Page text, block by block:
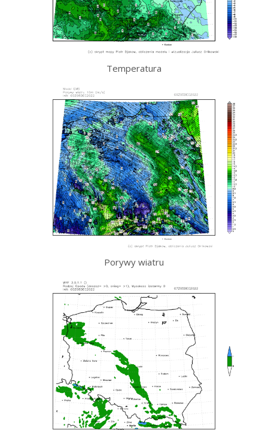
Temperatura
Porywy wiatru